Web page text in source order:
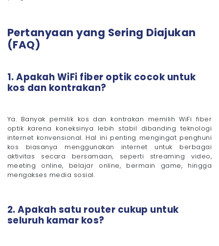
Pertanyaan yang Sering Diajukan
(FAQ)
1. Apakah WiFi fiber optik cocok untuk
kos dan kontrakan?
Ya. Banyak pemilik kos dan kontrakan memilih WiFi fiber
optik karena koneksinya lebih stabil dibanding teknologi
internet konvensional. Hal ini penting mengingat penghuni
kos biasanya menggunakan internet untuk berbagai
aktivitas secara bersamaan, seperti streaming video,
meeting online, belajar online, bermain game, hingga
mengakses media sosial.
2. Apakah satu router cukup untuk
seluruh kamar kos?